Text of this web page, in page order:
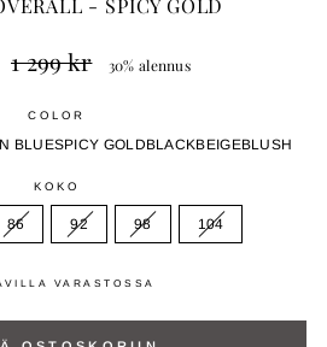
Normaali
hinta
1 299 kr 30% alennus
COLOR
BLUESPICY GOLDBLACKBEIGEBLUSH
KOKO
86 92 98 104
VARASTOSSA